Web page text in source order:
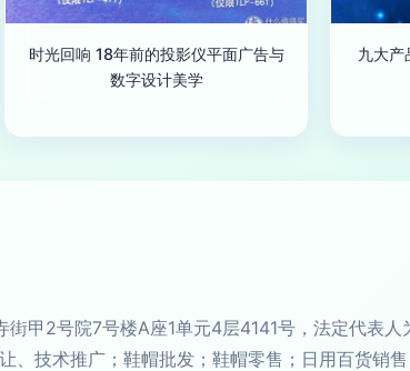
时光回响 18年前的投影仪平面广告与
数字设计美学
九大产
甲2号院7号楼A座1单元4层4141号，法定代表人
技术推广；鞋帽批发；鞋帽零售；日用百货销